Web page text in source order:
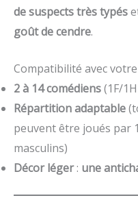
de suspects très typés
goût de cendre.
Compatibilité avec
2 à 14 comédiens(1F/
Répartition adaptable
peuvent être joués par
masculins)
Décor léger: une